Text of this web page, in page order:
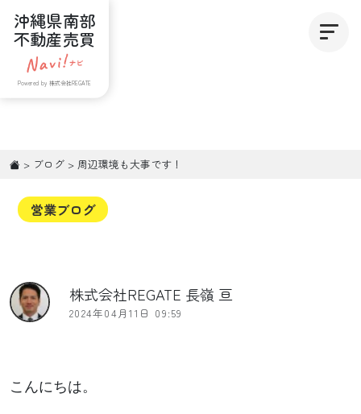
沖縄県南部
不動産売買
Powered by 株式会社REGATE
> ブログ > 周辺環境も大事です！
営業ブログ
株式会社REGATE 長嶺 亘
2024年04月11日 09:59
こんにちは。